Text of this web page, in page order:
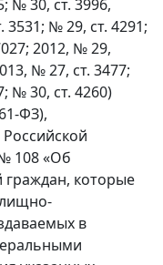
№ 30, ст. 3996,
3531; № 29, ст. 4291;
2012, № 29,
№ 27, ст. 3477;
№ 30, ст. 4260)
ФЗ),
108 «Об
граждан, которые
в